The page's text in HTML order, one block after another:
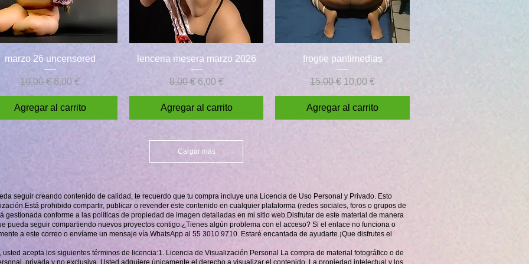
Vista rápida
marzo 26 uncensored
Precio
10,00 € Precio de oferta
6,00 €
Agregar al carrito
Vista rápida
lenceria mesera marzo 2026
Precio
8,00 € Precio de oferta
6,00 €
Agregar al carrito
Vista rápida
frogtie pantimedias
Precio
15,00 € Precio de oferta
10,00 €
Agregar al carrito
Cargar más
seguir creando contenido de calidad, te recuerdo que tu compra incluye una Licencia de Uso Personal y Privado. Esto
prohibido compartir, publicar o revender este contenido en cualquier plataforma (redes sociales, foros o grupos de
gestionada conforme a las políticas de propiedad de imagen detalladas en mi sitio web.Disfrutar de este material de manera
pueda seguir compartiendo nuevos proyectos contigo.¿Tienes algún problema con el acceso? Si el enlace no funciona o
a este correo o envíame un mensaje vía WhatsApp al 55 3010 9710. Estaré encantada de ayudarte.¡Que disfrutes el
acepta los siguientes términos de licencia:1. Licencia de Visualización Personal La compra de material fotográfico o de
privada y no exclusiva. Usted adquiere únicamente el derecho a visualizar el contenido. La propiedad intelectual y los